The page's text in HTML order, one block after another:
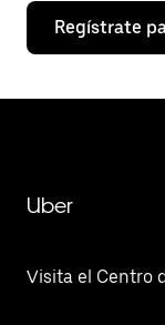
Regístrate
Uber
Visita el Centro